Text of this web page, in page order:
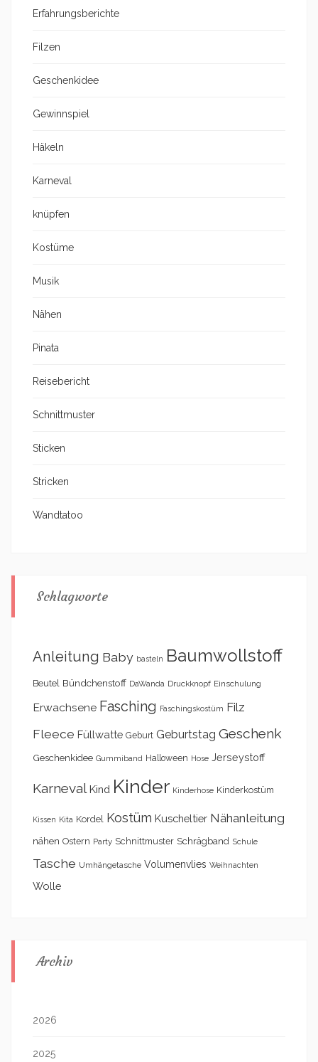
Erfahrungsberichte
Filzen
Geschenkidee
Gewinnspiel
Häkeln
Karneval
knüpfen
Kostüme
Musik
Nähen
Pinata
Reisebericht
Schnittmuster
Sticken
Stricken
Wandtatoo
Schlagworte
Anleitung Baby basteln Baumwollstoff
Beutel Bündchenstoff DaWanda Druckknopf Einschulung
Erwachsene Fasching Faschingskostüm Filz
Fleece Füllwatte Geburt Geburtstag Geschenk
Geschenkidee Gummiband Halloween Hose Jerseystoff
Karneval Kind Kinder Kinderhose Kinderkostüm
Kissen Kita Kordel Kostüm Kuscheltier Nähanleitung
nähen Ostern Party Schnittmuster Schrägband Schule
Tasche Umhängetasche Volumenvlies Weihnachten
Wolle
Archiv
2026
2025